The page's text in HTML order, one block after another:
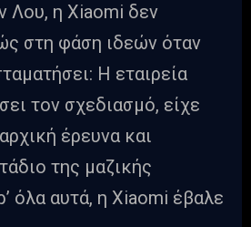
Λου, η Xiaomi δεν
στη φάση ιδεών όταν
Η εταιρεία
τον σχεδιασμό, είχε
έρευνα και
της μαζικής
όλα αυτά, η Xiaomi έβαλε